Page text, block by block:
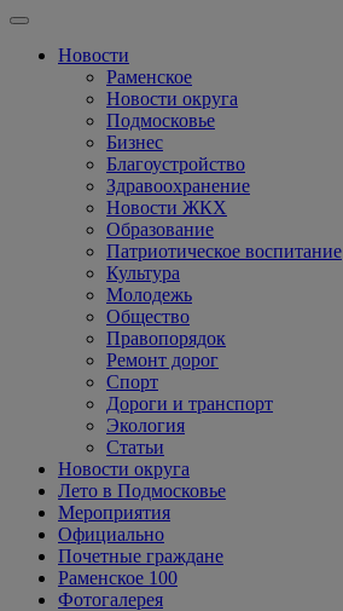
Новости
Раменское
Новости округа
Подмосковье
Бизнес
Благоустройство
Здравоохранение
Новости ЖКХ
Образование
Патриотическое воспитание
Культура
Молодежь
Общество
Правопорядок
Ремонт дорог
Спорт
Дороги и транспорт
Экология
Статьи
Новости округа
Лето в Подмосковье
Мероприятия
Официально
Почетные граждане
Раменское 100
Фотогалерея